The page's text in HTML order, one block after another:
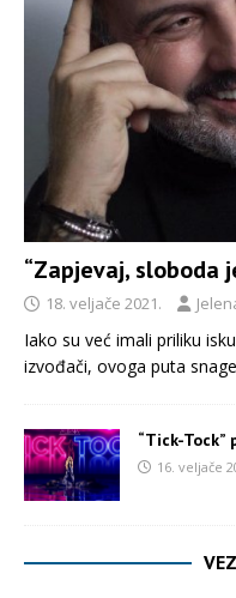
“Zapjevaj, sloboda
18. veljače 2021.
Iako su već imali priliku
izvođači, ovoga puta
“Tick-Tock”
16. veljače